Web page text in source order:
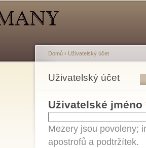
Jste zde
Domů › Uživatelský účet
Uživatelský účet
Hlavní záložky
Uživatelské jméno
Mezery jsou povoleny;
apostrofů a podtržítek.